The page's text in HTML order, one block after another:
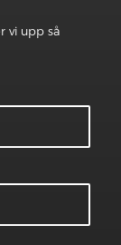
vi upp så